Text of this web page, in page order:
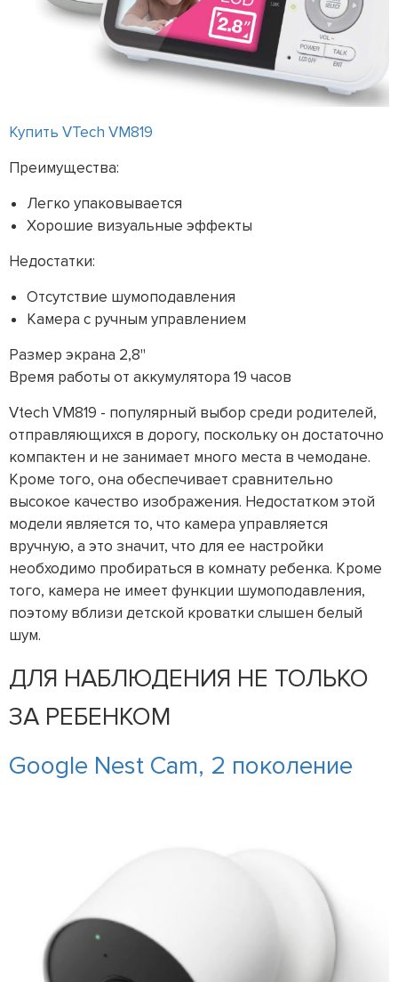
Купить VTech VM819
Преимущества:
Легко упаковывается
Хорошие визуальные эффекты
Недостатки:
Отсутствие шумоподавления
Камера с ручным управлением
Размер экрана 2,8"
Время работы от аккумулятора 19 часов
Vtech VM819 - популярный выбор среди родителей,
отправляющихся в дорогу, поскольку он достаточно
компактен и не занимает много места в чемодане.
Кроме того, она обеспечивает сравнительно
высокое качество изображения. Недостатком этой
модели является то, что камера управляется
вручную, а это значит, что для ее настройки
необходимо пробираться в комнату ребенка. Кроме
того, камера не имеет функции шумоподавления,
поэтому вблизи детской кроватки слышен белый
шум.
ДЛЯ НАБЛЮДЕНИЯ НЕ ТОЛЬКО
ЗА РЕБЕНКОМ
Google Nest Cam, 2 поколение